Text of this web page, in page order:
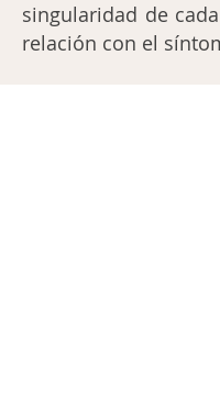
singularidad de
relación con el